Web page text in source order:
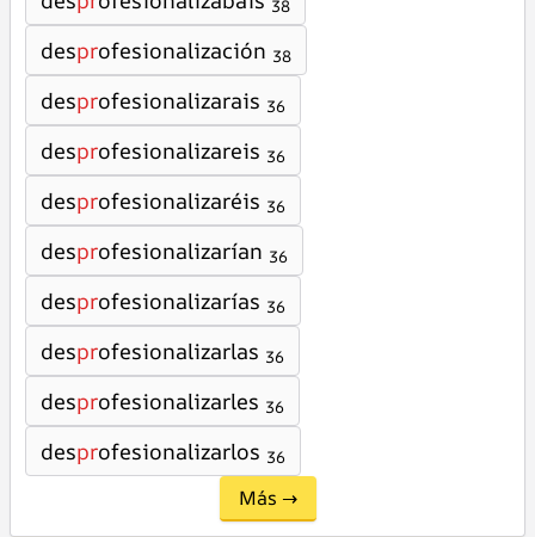
38
desprofesionalización 38
desprofesionalizarais 36
desprofesionalizareis 36
desprofesionalizaréis 36
desprofesionalizarían 36
desprofesionalizarías 36
desprofesionalizarlas 36
desprofesionalizarles 36
desprofesionalizarlos 36
Más →